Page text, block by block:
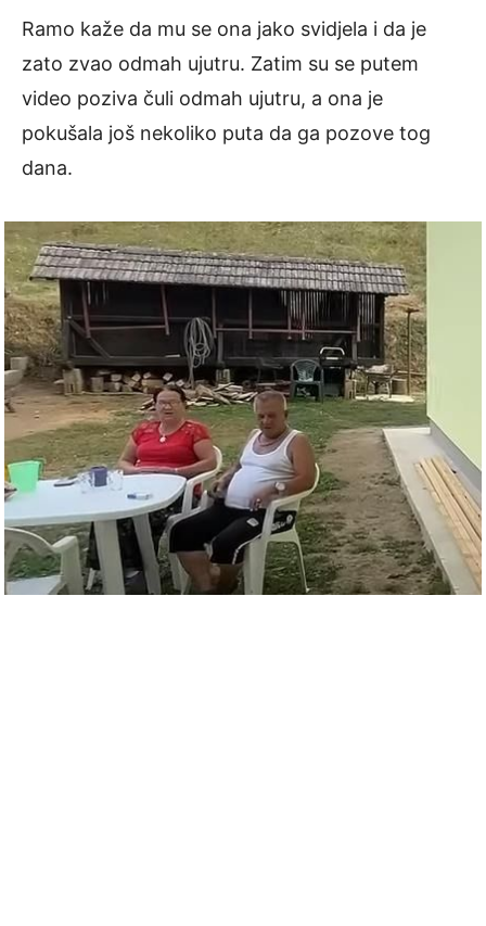
Ramo kaže da mu se ona jako svidjela i da je
zato zvao odmah ujutru. Zatim su se putem
video poziva čuli odmah ujutru, a ona je
pokušala još nekoliko puta da ga pozove tog
dana.